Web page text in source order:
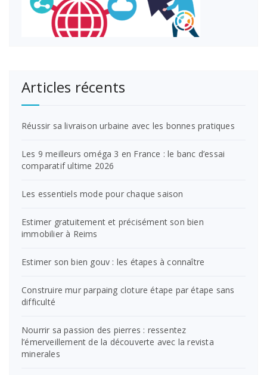
Articles récents
Réussir sa livraison urbaine avec les bonnes pratiques
Les 9 meilleurs oméga 3 en France : le banc d’essai
comparatif ultime 2026
Les essentiels mode pour chaque saison
Estimer gratuitement et précisément son bien
immobilier à Reims
Estimer son bien gouv : les étapes à connaître
Construire mur parpaing cloture étape par étape sans
difficulté
Nourrir sa passion des pierres : ressentez
l’émerveillement de la découverte avec la revista
minerales